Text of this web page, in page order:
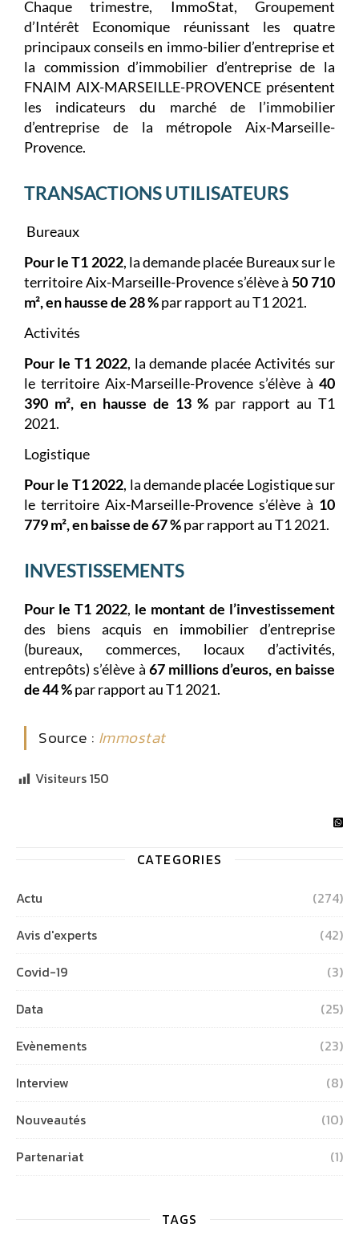
Chaque trimestre, ImmoStat, Groupement
d’Intérêt Economique réunissant les quatre
principaux conseils en immo-bilier d’entreprise et
la commission d’immobilier d’entreprise de la
FNAIM AIX-MARSEILLE-PROVENCE présentent
les indicateurs du marché de l’immobilier
d’entreprise de la métropole Aix-Marseille-
Provence.
TRANSACTIONS UTILISATEURS
Bureaux
Pour le T1 2022, la demande placée Bureaux sur le
territoire Aix-Marseille-Provence s’élève à50 710
m², en hausse de 28 %par rapport au T1 2021.
Activités
Pour le T1 2022, la demande placée Activités sur
le territoire Aix-Marseille-Provence s’élève à 40
390 m², en hausse de 13 % par rapport au T1
2021.
Logistique
Pour le T1 2022, la demande placée Logistique sur
le territoire Aix-Marseille-Provence s’élève à 10
779 m², en baisse de 67 %par rapport au T1 2021.
INVESTISSEMENTS
Pour le T1 2022, le montant de l’investissement
des biens acquis en immobilier d’entreprise
(bureaux, commerces, locaux d’activités,
entrepôts) s’élève à 67 millions d’euros, en baisse
de 44 %par rapport au T1 2021.
Source : Immostat
Visiteurs150
CATEGORIES
Actu
(274)
Avis d'experts
(42)
Covid-19
(3)
Data
(25)
Evènements
(23)
Interview
(8)
Nouveautés
(10)
Partenariat
(1)
TAGS